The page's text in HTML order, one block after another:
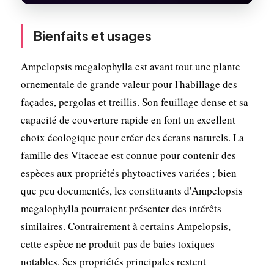
Bienfaits et usages
Ampelopsis megalophylla est avant tout une plante
ornementale de grande valeur pour l'habillage des
façades, pergolas et treillis. Son feuillage dense et sa
capacité de couverture rapide en font un excellent
choix écologique pour créer des écrans naturels. La
famille des Vitaceae est connue pour contenir des
espèces aux propriétés phytoactives variées ; bien
que peu documentés, les constituants d'Ampelopsis
megalophylla pourraient présenter des intérêts
similaires. Contrairement à certains Ampelopsis,
cette espèce ne produit pas de baies toxiques
notables. Ses propriétés principales restent